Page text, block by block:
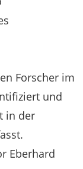
Forscher im
und
in der
Eberhard